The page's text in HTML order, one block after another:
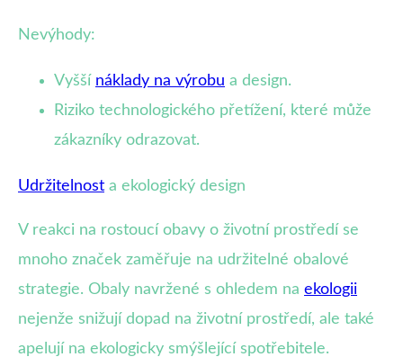
Nevýhody:
Vyšší náklady na výrobu a design.
Riziko technologického přetížení, které může
zákazníky odrazovat.
Udržitelnost a ekologický design
V reakci na rostoucí obavy o životní prostředí se
mnoho značek zaměřuje na udržitelné obalové
strategie. Obaly navržené s ohledem na ekologii
nejenže snižují dopad na životní prostředí, ale také
apelují na ekologicky smýšlející spotřebitele.